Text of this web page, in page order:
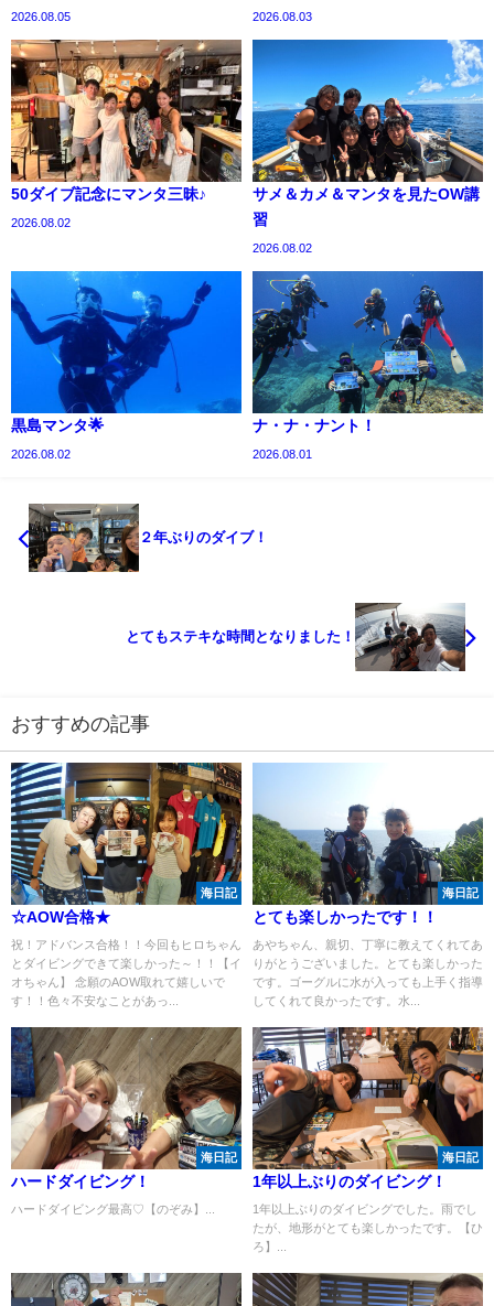
2026.08.05 2026.08.03
50ダイブ記念にマンタ三昧♪
2026.08.02
サメ＆カメ＆マンタを見たOW講
習
2026.08.02
黒島マンタ🌟
2026.08.02
ナ・ナ・ナント！
2026.08.01
２年ぶりのダイブ！
とてもステキな時間となりました！
おすすめの記事
海日記
☆AOW合格★
祝！アドバンス合格！！今回もヒロちゃん
とダイビングできて楽しかった～！！【イ
オちゃん】 念願のAOW取れて嬉しいで
す！！色々不安なことがあっ...
海日記
とても楽しかったです！！
あやちゃん、親切、丁寧に教えてくれてあ
りがとうございました。とても楽しかった
です。ゴーグルに水が入っても上手く指導
してくれて良かったです。水...
海日記
ハードダイビング！
ハードダイビング最高♡【のぞみ】...
海日記
1年以上ぶりのダイビング！
1年以上ぶりのダイビングでした。雨でし
たが、地形がとても楽しかったです。【ひ
ろ】...